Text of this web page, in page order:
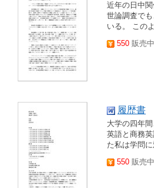
近年の日中
世論調査で
いる。 この
550 販売
履歴書
大学の四年
英語と商務
た私は学問
550 販売